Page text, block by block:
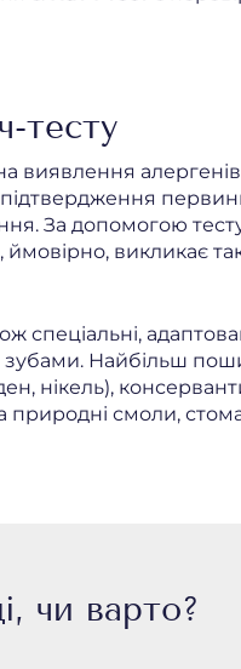
тесту
виявлення
підтвердження
За допомогою
викликає
спеціальні,
зубами. Найбільш
нікель),
природні смоли,
чи варто?